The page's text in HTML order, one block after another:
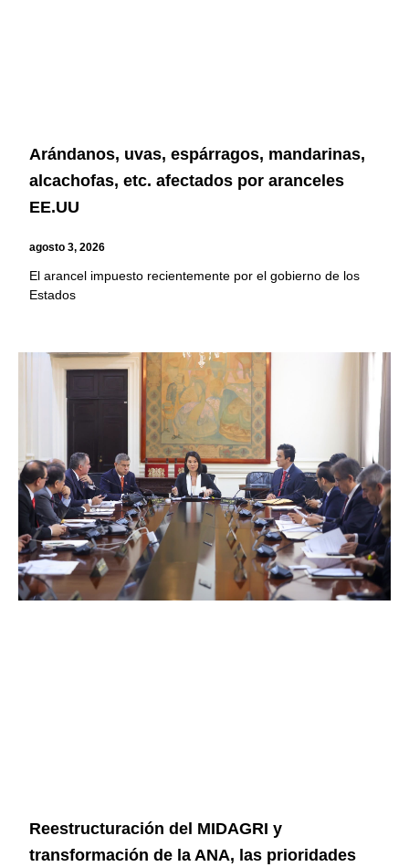
Arándanos, uvas, espárragos, mandarinas,
alcachofas, etc. afectados por aranceles
EE.UU
agosto 3, 2026
El arancel impuesto recientemente por el gobierno de los
Estados
Reestructuración del MIDAGRI y
transformación de la ANA, las prioridades